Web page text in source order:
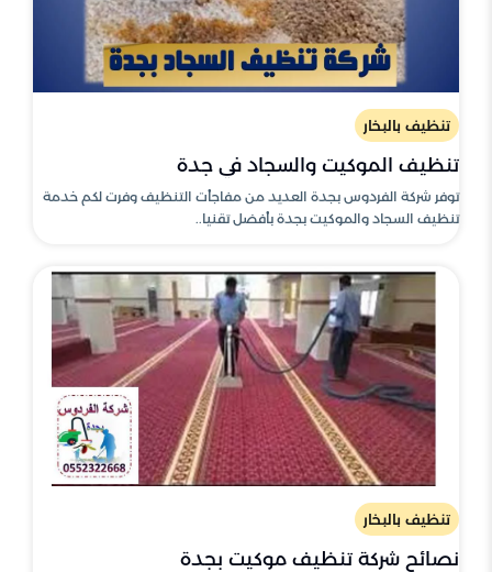
تنظيف بالبخار
تنظيف الموكيت والسجاد في جدة
توفر شركة الفردوس بجدة العديد من مفاجأت التنظيف وفرت لكم خدمة
تنظيف السجاد والموكيت بجدة بأفضل تقنيا..
تنظيف بالبخار
نصائح شركة تنظيف موكيت بجدة